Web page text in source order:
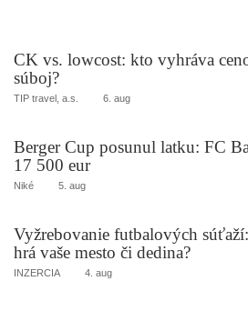
CK vs. lowcost: kto vyhráva
súboj?
TIP travel, a.s. 6. aug
Berger Cup posunul latku: FC
17 500 eur
Niké 5. aug
Vyžrebovanie futbalových
hrá vaše mesto či dedina?
INZERCIA 4. aug